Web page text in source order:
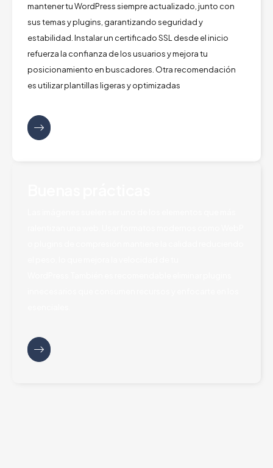
mantener tu WordPress siempre actualizado, junto con
sus temas y plugins, garantizando seguridad y
estabilidad. Instalar un certificado SSL desde el inicio
refuerza la confianza de los usuarios y mejora tu
posicionamiento en buscadores. Otra recomendación
es utilizar plantillas ligeras y optimizadas